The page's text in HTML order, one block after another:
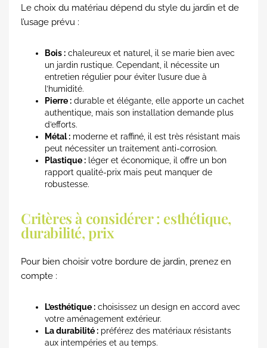
Le choix du matériau dépend du style du jardin et de
l’usage prévu :
Bois : chaleureux et naturel, il se marie bien avec
un jardin rustique. Cependant, il nécessite un
entretien régulier pour éviter l’usure due à
l’humidité.
Pierre : durable et élégante, elle apporte un cachet
authentique, mais son installation demande plus
d’efforts.
Métal : moderne et raffiné, il est très résistant mais
peut nécessiter un traitement anti-corrosion.
Plastique : léger et économique, il offre un bon
rapport qualité-prix mais peut manquer de
robustesse.
Critères à considérer : esthétique,
durabilité, prix
Pour bien choisir votre bordure de jardin, prenez en
compte :
L’esthétique : choisissez un design en accord avec
votre aménagement extérieur.
La durabilité : préférez des matériaux résistants
aux intempéries et au temps.